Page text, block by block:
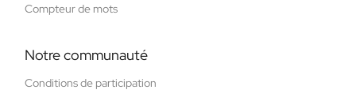
Compteur de mots
Notre communauté
Conditions de participation